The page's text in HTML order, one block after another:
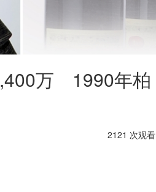
万 1990年柏
2121 次观看